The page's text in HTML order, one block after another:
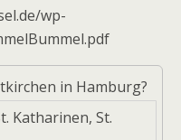
wp-
in Hamburg?
Katharinen, St.